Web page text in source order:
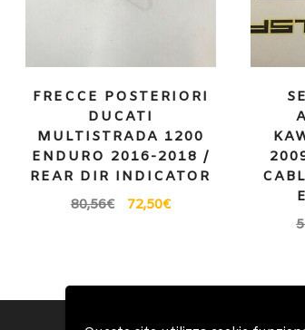
FRECCE POSTERIORI
DUCATI
MULTISTRADA 1200
ENDURO 2016-2018 /
REAR DIR INDICATOR
80,56€ 72,50€
Account